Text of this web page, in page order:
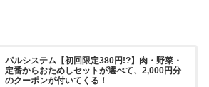
パルシステム【初回限定380円!?】肉・野菜・
定番からおためしセットが選べて、2,000円分
のクーポンが付いてくる！